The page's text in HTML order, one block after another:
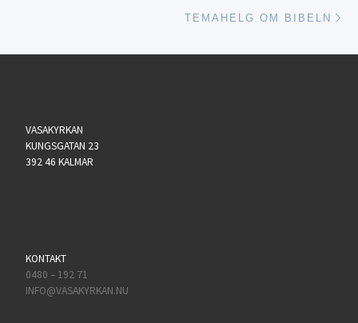
TEMAHELG OM BIBELN
VASAKYRKAN
KUNGSGATAN 23
392 46 KALMAR
KONTAKT
0480 – 192 71
INFO@VASAKYRKAN.NU